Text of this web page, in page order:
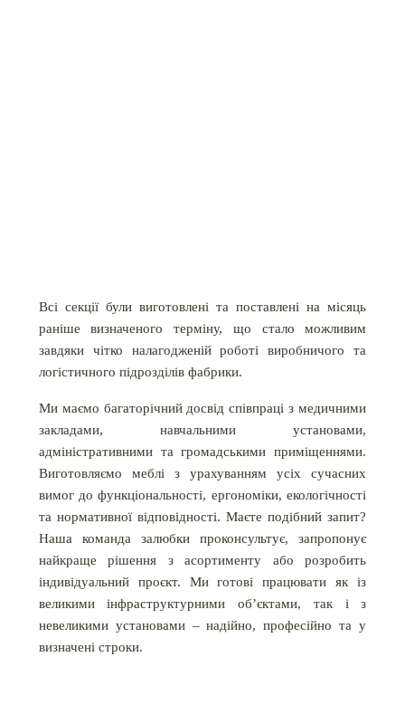
Всі секції були виготовлені та поставлені на місяць
раніше визначеного терміну, що стало можливим
завдяки чітко налагодженій роботі виробничого та
логістичного підрозділів фабрики.
Ми маємо багаторічний досвід співпраці з медичними
закладами, навчальними установами,
адміністративними та громадськими приміщеннями.
Виготовляємо меблі з урахуванням усіх сучасних
вимог до функціональності, ергономіки, екологічності
та нормативної відповідності. Маєте подібний запит?
Наша команда залюбки проконсультує, запропонує
найкраще рішення з асортименту або розробить
індивідуальний проєкт. Ми готові працювати як із
великими інфраструктурними об’єктами, так і з
невеликими установами – надійно, професійно та у
визначені строки.